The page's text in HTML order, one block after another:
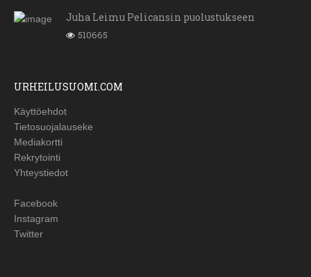
Juha Leimu Pelicansin puolustukseen
510665
URHEILUSUOMI.COM
Käyttöehdot
Tietosuojalauseke
Mediakortti
Rekrytointi
Yhteystiedot
Facebook
Instagram
Twitter